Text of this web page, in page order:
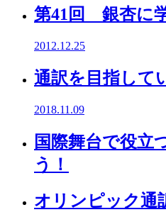
第41回 銀杏に
2012.12.25
通訳を目指して
2018.11.09
国際舞台で役立
う！
オリンピック通